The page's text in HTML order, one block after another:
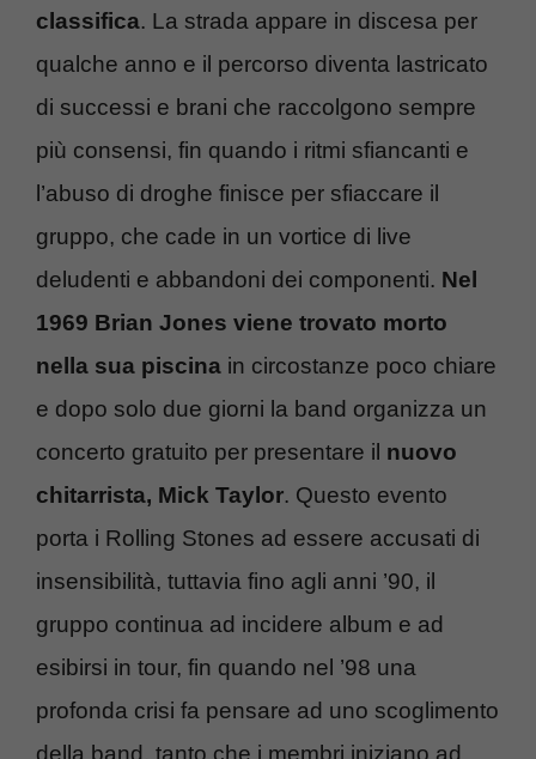
classifica. La strada appare in discesa per
qualche anno e il percorso diventa lastricato
di successi e brani che raccolgono sempre
più consensi, fin quando i ritmi sfiancanti e
l’abuso di droghe finisce per sfiaccare il
gruppo, che cade in un vortice di live
deludenti e abbandoni dei componenti. Nel
1969 Brian Jones viene trovato morto
nella sua piscina in circostanze poco chiare
e dopo solo due giorni la band organizza un
concerto gratuito per presentare il nuovo
chitarrista, Mick Taylor. Questo evento
porta i Rolling Stones ad essere accusati di
insensibilità, tuttavia fino agli anni ’90, il
gruppo continua ad incidere album e ad
esibirsi in tour, fin quando nel ’98 una
profonda crisi fa pensare ad uno scoglimento
della band, tanto che i membri iniziano ad